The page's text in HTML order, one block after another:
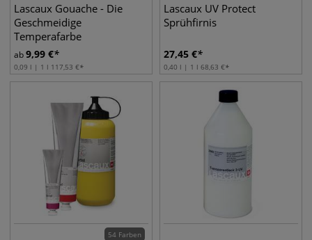
Lascaux Gouache - Die
Geschmeidige
Temperafarbe
ab9,99 €
0,09 l | 1 l 117,53 €
Lascaux UV Protect
Sprühfirnis
27,45 €
0,40 l | 1 l 68,63 €
54 Farben